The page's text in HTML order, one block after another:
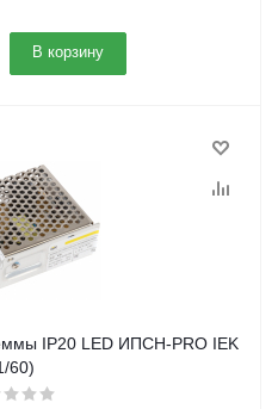
В корзину
IP20 LED ИПСН-PRO IEK
60)